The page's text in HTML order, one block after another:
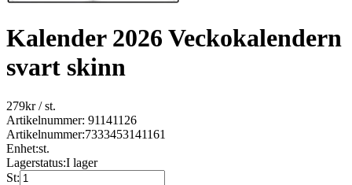
Kalender 2026 Veckokalendern
svart skinn
279kr/ st.
Artikelnummer: 91141126
Artikelnummer:7333453141161
Enhet:st.
Lagerstatus:I lager
St: